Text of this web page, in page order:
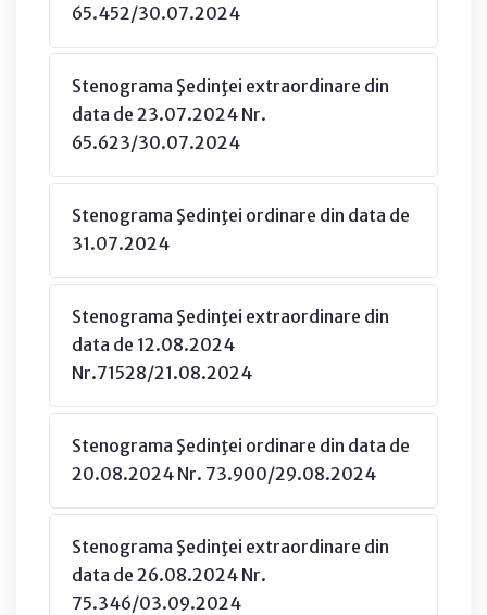
65.452/30.07.2024
Stenograma Şedinţei extraordinare din
data de 23.07.2024 Nr.
65.623/30.07.2024
Stenograma Şedinţei ordinare din data de
31.07.2024
Stenograma Şedinţei extraordinare din
data de 12.08.2024
Nr.71528/21.08.2024
Stenograma Şedinţei ordinare din data de
20.08.2024 Nr. 73.900/29.08.2024
Stenograma Şedinţei extraordinare din
data de 26.08.2024 Nr.
75.346/03.09.2024